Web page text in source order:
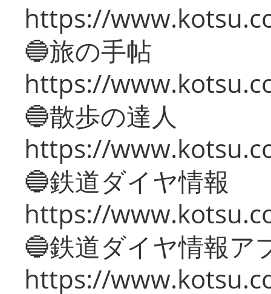
https://
🔵旅の手帖
https://
🔵散歩の達人
https://
🔵鉄道ダイヤ情報
https://
🔵鉄道ダイヤ情報ア
https://